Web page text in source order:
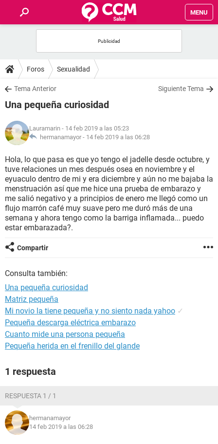
MENU
FOROS
SALUD
FAMILIA
NUTRICIÓN
BIENESTAR
SEXUALIDAD
GLOSARIO
Foros Sexualidad
Tema Anterior Siguiente Tema
Una pequeña curiosidad
Lauramarin - 14 feb 2019 a las 05:23
hermanamayor - 14 feb 2019 a las 06:28
Hola, lo que pasa es que yo tengo el jadelle desde octubre, y
tuve relaciones un mes después osea en noviembre y el
eyuaculo dentro de mi y era diciembre y aún no me bajaba la
menstruación así que me hice una prueba de embarazo y
me salió negativo y a principios de enero me llegó como un
flujo marrón café muy suave pero me duró más de una
semana y ahora tengo como la barriga inflamada... puedo
estar embarazada?.
Compartir
Consulta también:
Una pequeña curiosidad
Matriz pequeña
Mi novio la tiene pequeña y no siento nada yahoo ✓
Pequeña descarga eléctrica embarazo
Cuanto mide una persona pequeña
Pequeña herida en el frenillo del glande
1 respuesta
RESPUESTA 1 / 1
hermanamayor
14 feb 2019 a las 06:28